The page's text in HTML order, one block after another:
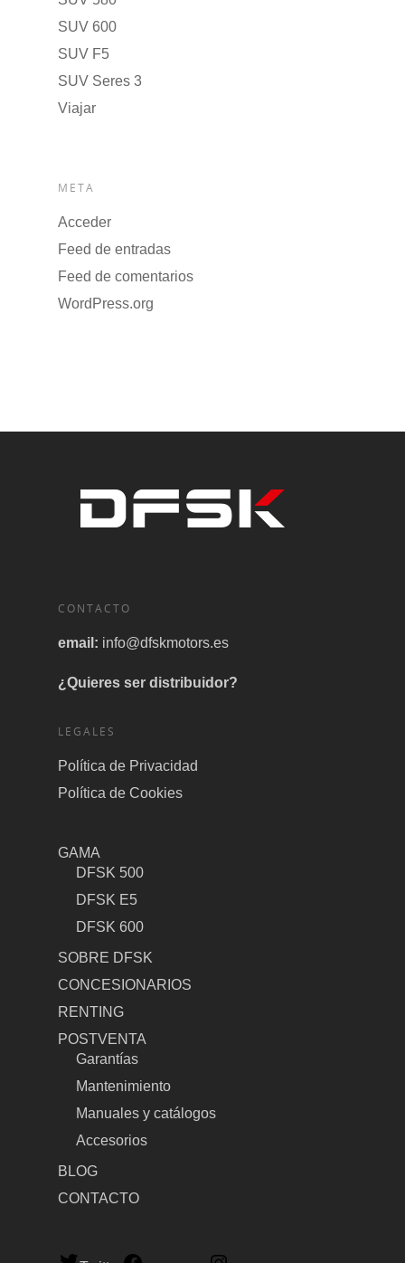
SUV 600
SUV F5
SUV Seres 3
Viajar
META
Acceder
Feed de entradas
Feed de comentarios
WordPress.org
CONTACTO
email: info@dfskmotors.es
¿Quieres ser distribuidor?
LEGALES
Política de Privacidad
Política de Cookies
GAMA
DFSK 500
DFSK E5
DFSK 600
SOBRE DFSK
CONCESIONARIOS
RENTING
POSTVENTA
Garantías
Mantenimiento
Manuales y catálogos
Accesorios
BLOG
CONTACTO